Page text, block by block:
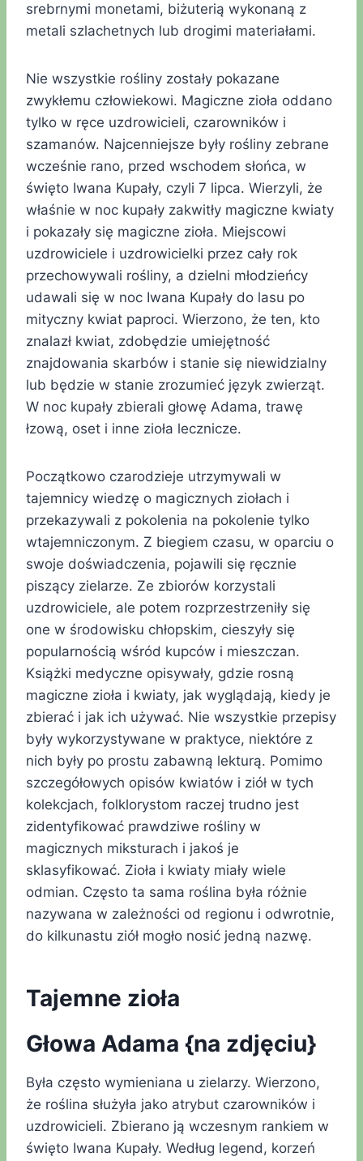
srebrnymi monetami, biżuterią wykonaną z
metali szlachetnych lub drogimi materiałami.
Nie wszystkie rośliny zostały pokazane
zwykłemu człowiekowi. Magiczne zioła oddano
tylko w ręce uzdrowicieli, czarowników i
szamanów. Najcenniejsze były rośliny zebrane
wcześnie rano, przed wschodem słońca, w
święto Iwana Kupały, czyli 7 lipca. Wierzyli, że
właśnie w noc kupały zakwitły magiczne kwiaty
i pokazały się magiczne zioła. Miejscowi
uzdrowiciele i uzdrowicielki przez cały rok
przechowywali rośliny, a dzielni młodzieńcy
udawali się w noc Iwana Kupały do lasu po
mityczny kwiat paproci. Wierzono, że ten, kto
znalazł kwiat, zdobędzie umiejętność
znajdowania skarbów i stanie się niewidzialny
lub będzie w stanie zrozumieć język zwierząt.
W noc kupały zbierali głowę Adama, trawę
łzową, oset i inne zioła lecznicze.
Początkowo czarodzieje utrzymywali w
tajemnicy wiedzę o magicznych ziołach i
przekazywali z pokolenia na pokolenie tylko
wtajemniczonym. Z biegiem czasu, w oparciu o
swoje doświadczenia, pojawili się ręcznie
piszący zielarze. Ze zbiorów korzystali
uzdrowiciele, ale potem rozprzestrzeniły się
one w środowisku chłopskim, cieszyły się
popularnością wśród kupców i mieszczan.
Książki medyczne opisywały, gdzie rosną
magiczne zioła i kwiaty, jak wyglądają, kiedy je
zbierać i jak ich używać. Nie wszystkie przepisy
były wykorzystywane w praktyce, niektóre z
nich były po prostu zabawną lekturą. Pomimo
szczegółowych opisów kwiatów i ziół w tych
kolekcjach, folklorystom raczej trudno jest
zidentyfikować prawdziwe rośliny w
magicznych miksturach i jakoś je
sklasyfikować. Zioła i kwiaty miały wiele
odmian. Często ta sama roślina była różnie
nazywana w zależności od regionu i odwrotnie,
do kilkunastu ziół mogło nosić jedną nazwę.
Tajemne zioła
Głowa Adama {na zdjęciu}
Była często wymieniana u zielarzy. Wierzono,
że roślina służyła jako atrybut czarowników i
uzdrowicieli. Zbierano ją wczesnym rankiem w
święto Iwana Kupały. Według legend, korzeń